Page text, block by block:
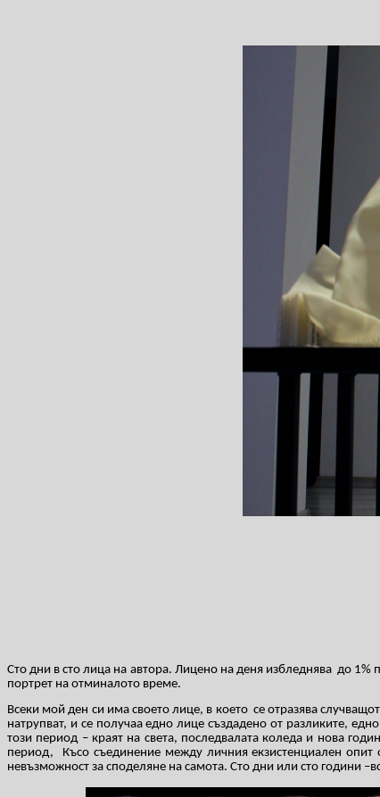
Сто дни в сто лица на автора. Лицено на деня избледнява до 1%
портрет на отминалото време.
Всеки мой ден си има своето лице, в което се отразява
натрупват, и се получаа едно лице създадено от разликите,
този период – краят на света, последвалата коледа и нова
период,
Късо съединение между личния екзистенциален
невъзможност за споделяне на самота. Сто дни или сто години